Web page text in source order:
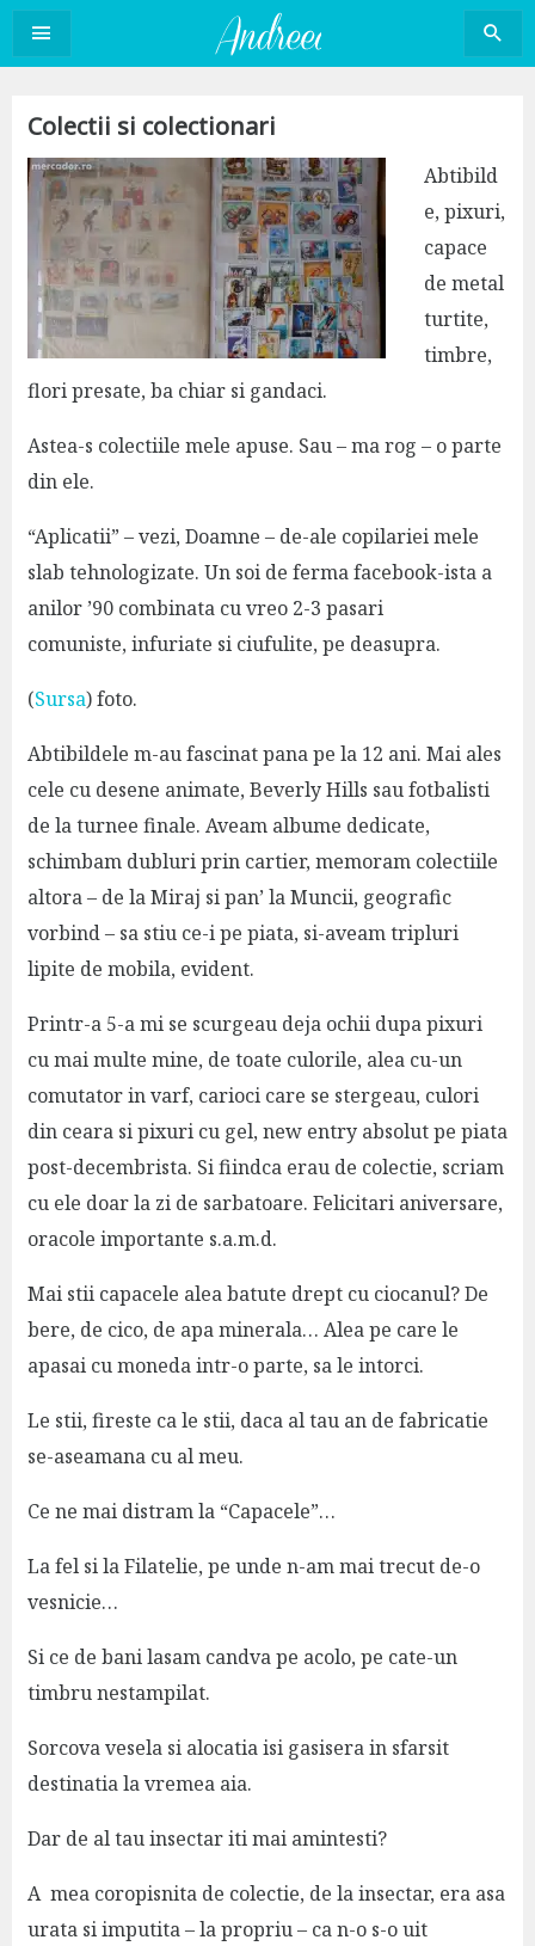
Sari
conținut
Colectii si colectionari
Abtibild
e, pixuri,
capace
de metal
turtite,
timbre,
flori presate, ba chiar si gandaci.
Astea-s colectiile mele apuse. Sau – ma rog – o parte
din ele.
“Aplicatii” – vezi, Doamne – de-ale copilariei mele
slab tehnologizate. Un soi de ferma facebook-ista a
anilor ’90 combinata cu vreo 2-3 pasari
comuniste, infuriate si ciufulite, pe deasupra.
(Sursa) foto.
Abtibildele m-au fascinat pana pe la 12 ani. Mai ales
cele cu desene animate, Beverly Hills sau fotbalisti
de la turnee finale. Aveam albume dedicate,
schimbam dubluri prin cartier, memoram colectiile
altora – de la Miraj si pan’ la Muncii, geografic
vorbind – sa stiu ce-i pe piata, si-aveam tripluri
lipite de mobila, evident.
Printr-a 5-a mi se scurgeau deja ochii dupa pixuri
cu mai multe mine, de toate culorile, alea cu-un
comutator in varf, carioci care se stergeau, culori
din ceara si pixuri cu gel, new entry absolut pe piata
post-decembrista. Si fiindca erau de colectie, scriam
cu ele doar la zi de sarbatoare. Felicitari aniversare,
oracole importante s.a.m.d.
Mai stii capacele alea batute drept cu ciocanul? De
bere, de cico, de apa minerala… Alea pe care le
apasai cu moneda intr-o parte, sa le intorci.
Le stii, fireste ca le stii, daca al tau an de fabricatie
se-aseamana cu al meu.
Ce ne mai distram la “Capacele”…
La fel si la Filatelie, pe unde n-am mai trecut de-o
vesnicie…
Si ce de bani lasam candva pe acolo, pe cate-un
timbru nestampilat.
Sorcova vesela si alocatia isi gasisera in sfarsit
destinatia la vremea aia.
Dar de al tau insectar iti mai amintesti?
A mea coropisnita de colectie, de la insectar, era asa
urata si imputita – la propriu – ca n-o s-o uit